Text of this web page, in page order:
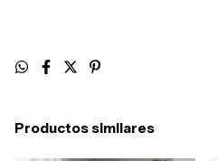
Productos similares